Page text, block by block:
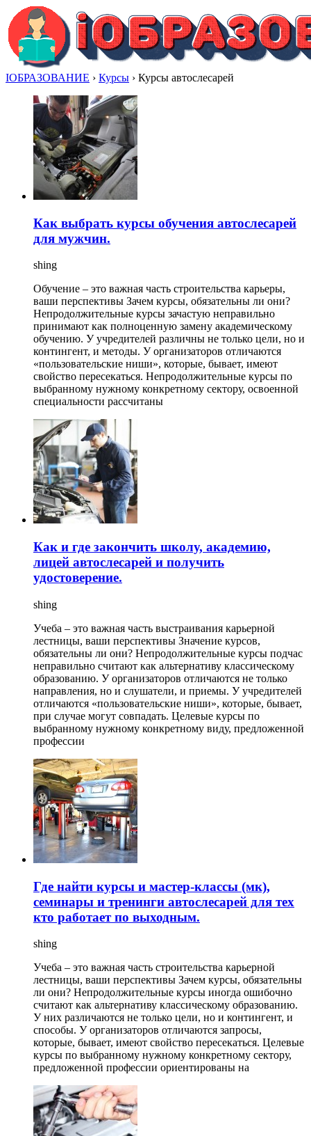
IОБРАЗОВАНИЕ › Курсы › Курсы автослесарей
Как выбрать курсы обучения автослесарей
для мужчин.
shing
Обучение – это важная часть строительства карьеры,
ваши перспективы Зачем курсы, обязательны ли они?
Непродолжительные курсы зачастую неправильно
принимают как полноценную замену академическому
обучению. У учредителей различны не только цели, но и
контингент, и методы. У организаторов отличаются
«пользовательские ниши», которые, бывает, имеют
свойство пересекаться. Непродолжительные курсы по
выбранному нужному конкретному сектору, освоенной
специальности рассчитаны
Как и где закончить школу, академию,
лицей автослесарей и получить
удостоверение.
shing
Учеба – это важная часть выстраивания карьерной
лестницы, ваши перспективы Значение курсов,
обязательны ли они? Непродолжительные курсы подчас
неправильно считают как альтернативу классическому
образованию. У организаторов отличаются не только
направления, но и слушатели, и приемы. У учредителей
отличаются «пользовательские ниши», которые, бывает,
при случае могут совпадать. Целевые курсы по
выбранному нужному конкретному виду, предложенной
профессии
Где найти курсы и мастер-классы (мк),
семинары и тренинги автослесарей для тех
кто работает по выходным.
shing
Учеба – это важная часть строительства карьерной
лестницы, ваши перспективы Зачем курсы, обязательны
ли они? Непродолжительные курсы иногда ошибочно
считают как альтернативу классическому образованию.
У них различаются не только цели, но и контингент, и
способы. У организаторов отличаются запросы,
которые, бывает, имеют свойство пересекаться. Целевые
курсы по выбранному нужному конкретному сектору,
предложенной профессии ориентированы на